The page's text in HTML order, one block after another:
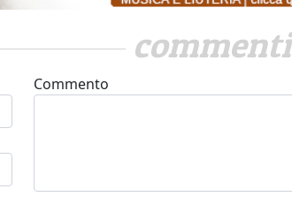
commenti
Commento